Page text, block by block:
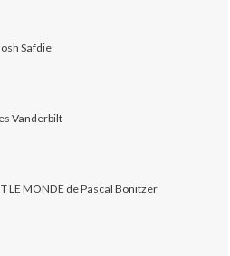
Safdie
Vanderbilt
LE MONDE de Pascal Bonitzer